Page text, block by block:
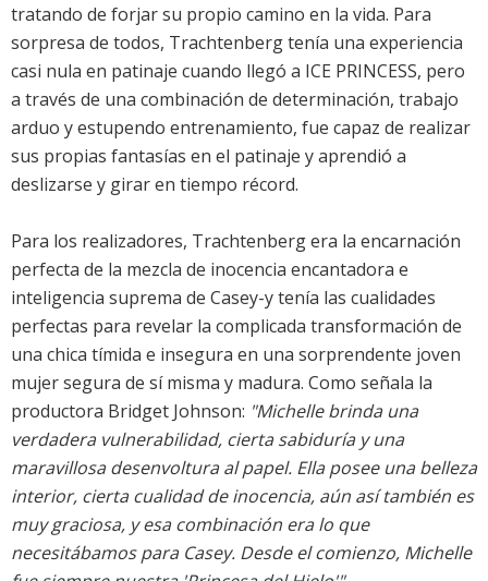
tratando de forjar su propio camino en la vida. Para
sorpresa de todos, Trachtenberg tenía una experiencia
casi nula en patinaje cuando llegó a ICE PRINCESS, pero
a través de una combinación de determinación, trabajo
arduo y estupendo entrenamiento, fue capaz de realizar
sus propias fantasías en el patinaje y aprendió a
deslizarse y girar en tiempo récord.
Para los realizadores, Trachtenberg era la encarnación
perfecta de la mezcla de inocencia encantadora e
inteligencia suprema de Casey-y tenía las cualidades
perfectas para revelar la complicada transformación de
una chica tímida e insegura en una sorprendente joven
mujer segura de sí misma y madura. Como señala la
productora Bridget Johnson: "Michelle brinda una
verdadera vulnerabilidad, cierta sabiduría y una
maravillosa desenvoltura al papel. Ella posee una belleza
interior, cierta cualidad de inocencia, aún así también es
muy graciosa, y esa combinación era lo que
necesitábamos para Casey. Desde el comienzo, Michelle